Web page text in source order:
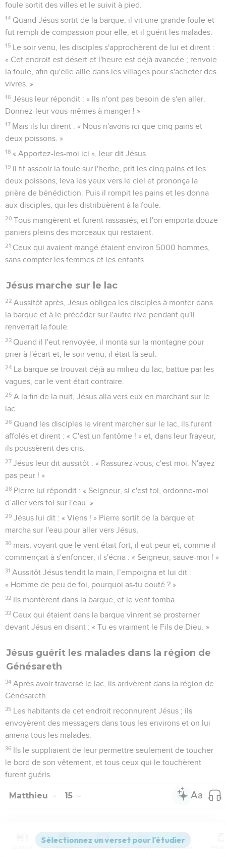
foule sortit des villes et le suivit à pied.
14 Quand Jésus sortit de la barque, il vit une grande foule et
fut rempli de compassion pour elle, et il guérit les malades.
15 Le soir venu, les disciples s'approchèrent de lui et dirent :
« Cet endroit est désert et l'heure est déjà avancée ; renvoie
la foule, afin qu'elle aille dans les villages pour s'acheter des
vivres. »
16 Jésus leur répondit : « Ils n'ont pas besoin de s'en aller.
Donnez-leur vous-mêmes à manger ! »
17 Mais ils lui dirent : « Nous n'avons ici que cinq pains et
deux poissons. »
18 « Apportez-les-moi ici », leur dit Jésus.
19 Il fit asseoir la foule sur l'herbe, prit les cinq pains et les
deux poissons, leva les yeux vers le ciel et prononça la
prière de bénédiction. Puis il rompit les pains et les donna
aux disciples, qui les distribuèrent à la foule.
20 Tous mangèrent et furent rassasiés, et l'on emporta douze
paniers pleins des morceaux qui restaient.
21 Ceux qui avaient mangé étaient environ 5000 hommes,
sans compter les femmes et les enfants.
Jésus marche sur le lac
22 Aussitôt après, Jésus obligea les disciples à monter dans
la barque et à le précéder sur l'autre rive pendant qu'il
renverrait la foule.
23 Quand il l'eut renvoyée, il monta sur la montagne pour
prier à l'écart et, le soir venu, il était là seul.
24 La barque se trouvait déjà au milieu du lac, battue par les
vagues, car le vent était contraire.
25 A la fin de la nuit, Jésus alla vers eux en marchant sur le
lac.
26 Quand les disciples le virent marcher sur le lac, ils furent
affolés et dirent : « C'est un fantôme ! » et, dans leur frayeur,
ils poussèrent des cris.
27 Jésus leur dit aussitôt : « Rassurez-vous, c'est moi. N'ayez
pas peur ! »
28 Pierre lui répondit : « Seigneur, si c'est toi, ordonne-moi
d’aller vers toi sur l'eau. »
29 Jésus lui dit : « Viens ! » Pierre sortit de la barque et
marcha sur l'eau pour aller vers Jésus,
30 mais, voyant que le vent était fort, il eut peur et, comme il
commençait à s'enfoncer, il s'écria : « Seigneur, sauve-moi ! »
31 Aussitôt Jésus tendit la main, l’empoigna et lui dit :
« Homme de peu de foi, pourquoi as-tu douté ? »
32 Ils montèrent dans la barque, et le vent tomba.
33 Ceux qui étaient dans la barque vinrent se prosterner
devant Jésus en disant : « Tu es vraiment le Fils de Dieu. »
Jésus guérit les malades dans la région de
Génésareth
34 Après avoir traversé le lac, ils arrivèrent dans la région de
Génésareth.
35 Les habitants de cet endroit reconnurent Jésus ; ils
envoyèrent des messagers dans tous les environs et on lui
amena tous les malades.
36 Ils le suppliaient de leur permettre seulement de toucher
le bord de son vêtement, et tous ceux qui le touchèrent
furent guéris.
Matthieu 15
Les vidéos ne sont pas disponibles aux USA et C anada.
Versions Commentaires Strong